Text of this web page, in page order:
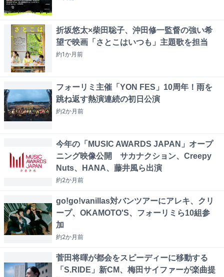
折坂悠太×柴田聡子、沖田修一監督の強い希
望で映画「さとこはいつも」主題歌を担当
約1か月前
フォーリミ主催「YON FES」10周年！雨を
跳ね返す熱演連続の初日公演
約2か月前
今年の「MUSIC AWARDS JAPAN」オープ
ニング映像公開 サカナクション、Creepy
Nuts、HANA、藤井風ら出演
約2か月前
go!go!vanillas対バンツアーにアレキ、クリ
ープ、OKAMOTO'S、フォーリミら10組参
加
約2か月前
菅田将暉が都会をスピーディーに移動する
「S.RIDE」新CM、梅田サイファーが楽曲提